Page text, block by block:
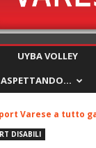
UYBA VOLLEY
ASPETTANDO…
Varese a tutto
DISABILI